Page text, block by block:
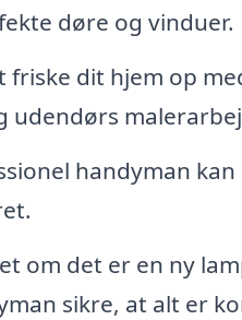
døre og vinduer.
dit hjem op
udendørs
handyman
om det er en ny
sikre, at alt er